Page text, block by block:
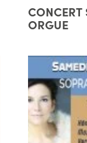
CONCERT
ORGUE